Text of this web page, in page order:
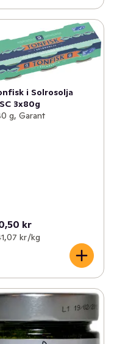
i Solrosolja
3x80g
g, Garant
kr
kr /kg